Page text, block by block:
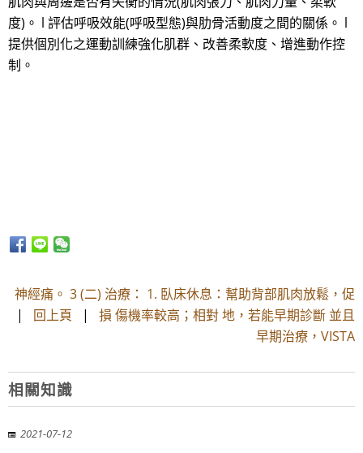
度)。 l 評估呼吸效能(呼吸型態)與肋骨活動度之間的關係。 l
提供個別化之運動訓練強化肌群、改善柔軟度、增進動作控
制。
神經痛。 3 (二) 治療： 1. 臥床休息：幫助背部肌肉放鬆，促
| 回上頁 | 損 傷機率較高；相對 地，若能早期診斷 並且
早期治療，VISTA
相關知識
2021-07-12